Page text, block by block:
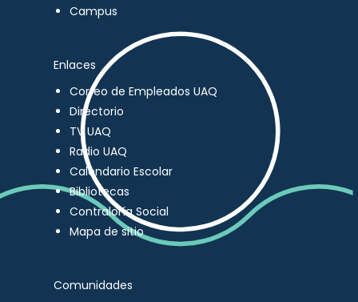
Campus
Enlaces
Correo de Empleados UAQ
Directorio
TV UAQ
Radio UAQ
Calendario Escolar
Bibliotecas
Contraloría Social
Mapa de sitio
Comunidades